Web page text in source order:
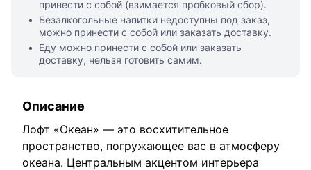
принести с собой (взимается пробковый сбор).
Безалкогольные напитки недоступны под заказ,
можно принести с собой или заказать доставку.
Еду можно принести с собой или заказать
доставку, нельзя готовить самим.
Описание
Лофт «Океан» — это восхитительное
пространство, погружающее вас в атмосферу
океана. Центральным акцентом интерьера